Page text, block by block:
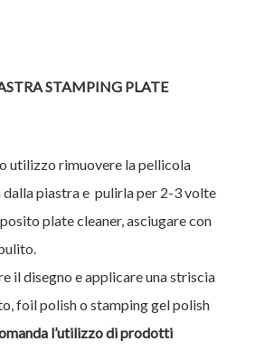
STAMPING PLATE
utilizzo rimuovere la pellicola
dalla piastra e pulirla per 2-3 volte
plate cleaner, asciugare con
il disegno e applicare una striscia
foil polish o stamping gel polish
l’utilizzo di prodotti